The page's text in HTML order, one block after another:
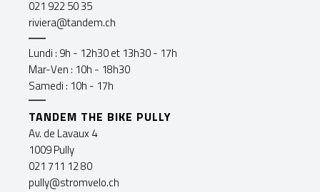
021 922 50 35
riviera@tandem.ch
Lundi : 9h - 12h30 et 13h30 - 17h
Mar-Ven : 10h - 18h30
Samedi : 10h - 17h
TANDEM THE BIKE PULLY
Av. de Lavaux 4
1009 Pully
021 711 12 80
pully@stromvelo.ch